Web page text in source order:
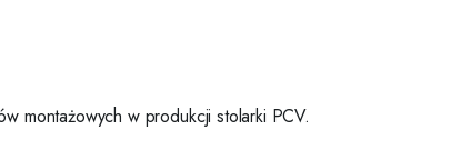
montażowych w produkcji stolarki PCV.